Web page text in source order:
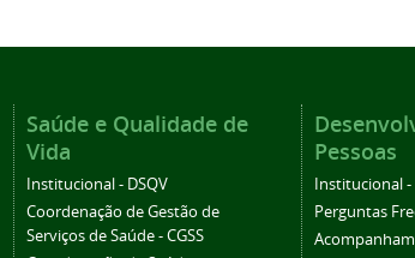
Saúde e Qualidade de
Vida
Institucional - DSQV
Coordenação de Gestão de
Serviços de Saúde - CGSS
Pessoas
Institucional -
Perguntas